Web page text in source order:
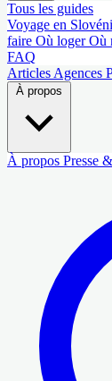
Tous les guides
Voyage en
faire Où logerOù
FAQ
Articles Agences
À propos Presse